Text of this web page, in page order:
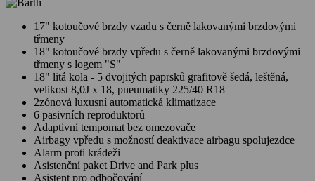
17" kotoučové brzdy vzadu s černě lakovanými brzdovými
třmeny
18" kotoučové brzdy vpředu s černě lakovanými brzdovými
třmeny s logem "S"
18" litá kola - 5 dvojitých paprsků grafitově šedá, leštěná,
velikost 8,0J x 18, pneumatiky 225/40 R18
2zónová luxusní automatická klimatizace
6 pasivních reproduktorů
Adaptivní tempomat bez omezovače
Airbagy vpředu s možností deaktivace airbagu spolujezdce
Alarm proti krádeži
Asistenční paket Drive and Park plus
Asistent pro odbočování